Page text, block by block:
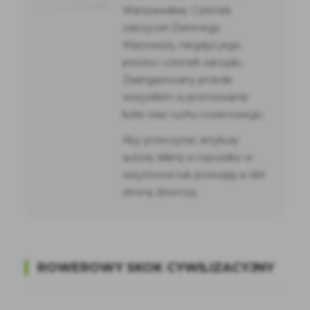
Warszawskiej. Członek
założyciel Zielonego
Mazowsza, niegdyś jego
prezes i członek zarządu.
Zaangażowany przede
wszystkim w promowanie
kolei oraz ruchu rowerowego.
Aby przeczytać artykuły
autora, kliknij w nazwisko w
wizytówce lub przewijaj w dół
stronę zbiorczą.
ROWEROWY SKOK CYWILIZACYJNY